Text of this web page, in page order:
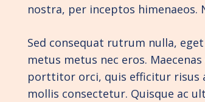
nostra, per inceptos himenaeos.
Sed consequat rutrum nulla,
metus metus nec eros.
porttitor orci, quis efficitur risus
mollis consectetur. Quisque ac